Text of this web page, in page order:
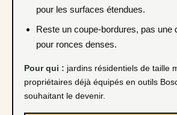
pour les surfaces étendues.
Reste un coupe-bordures, pas une
pour ronces denses.
Pour qui : jardins résidentiels de taille
propriétaires déjà équipés en outils
souhaitant le devenir.